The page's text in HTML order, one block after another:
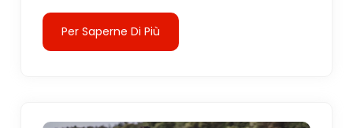
Per Saperne Di Più